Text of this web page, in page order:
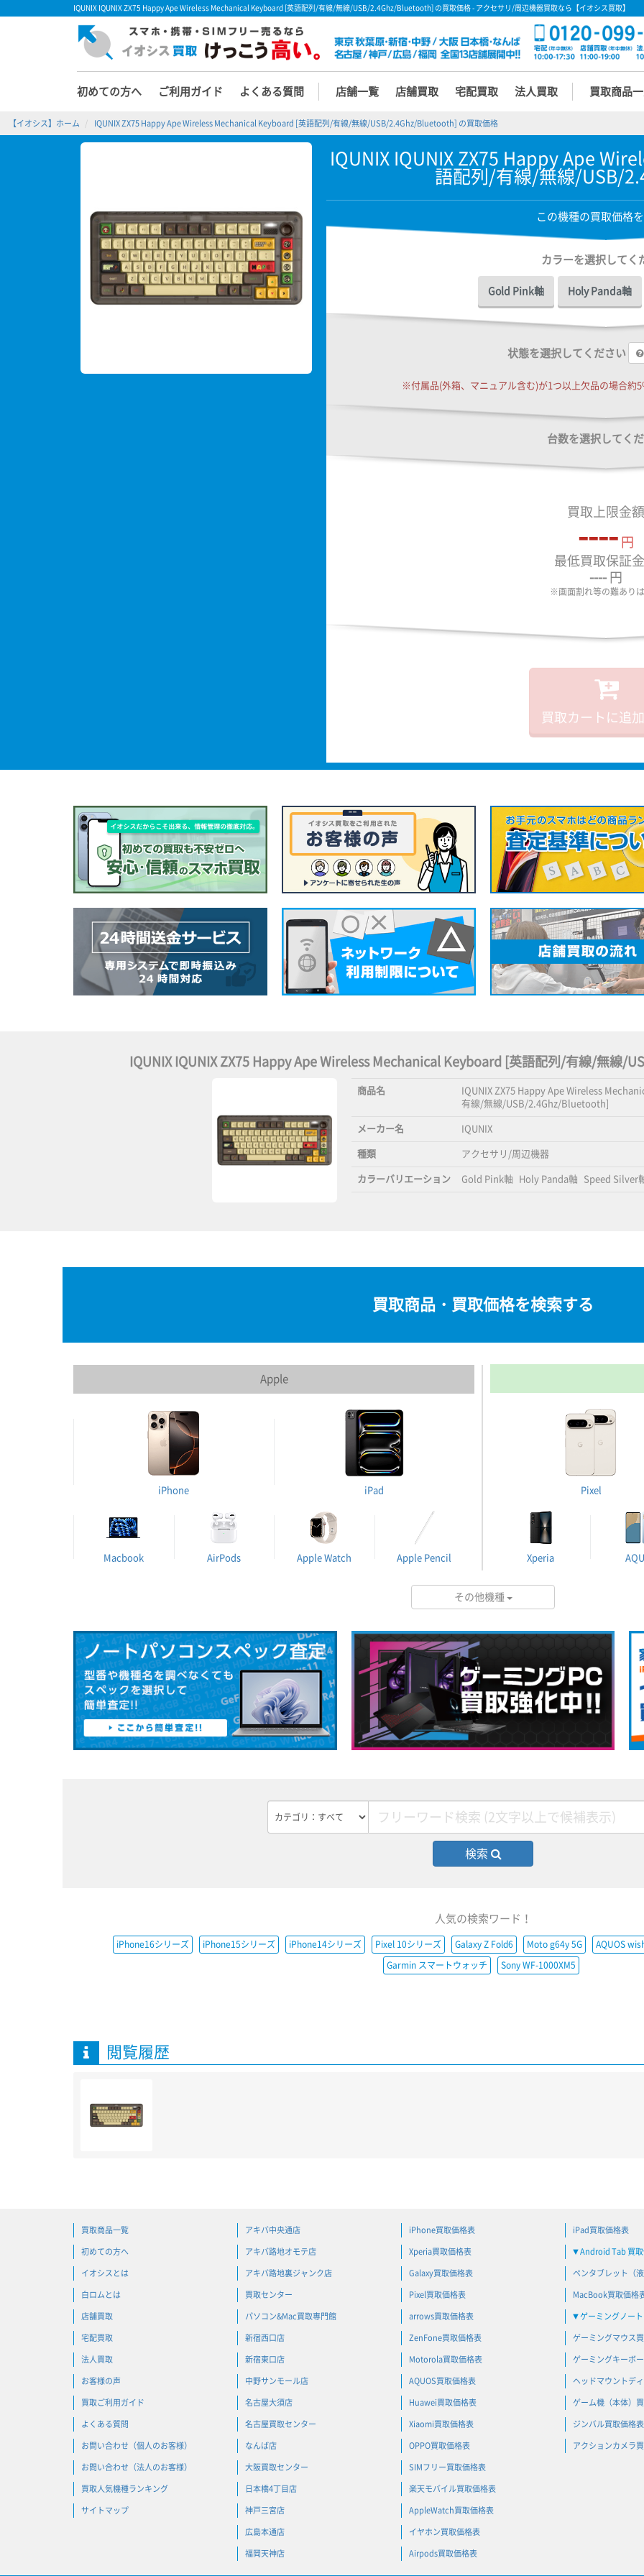
IQUNIX IQUNIX ZX75 Happy Ape Wireless Mechanical Keyboard [英語配列/有線/無線/USB/2.4Ghz/Bluetooth] の買取価格 - アクセサリ/周辺機器買取なら【イオシス買取】
初めての方へ ご利用ガイド よくある質問 店舗一覧 店舗買取 宅配買取 法人買取 買取商品
【イオシス】ホーム IQUNIX ZX75 Happy Ape Wireless Mechanical Keyboard [英語配列/有線/無線/USB/2.4Ghz/Bluetooth] の買取価格
IQUNIX IQUNIX ZX75 Happy Ape
語配列/有線/無線/USB/
この機種の買取価格
カラーを選択してく
Gold Pink軸 Holy Panda軸
状態を選択してください
※付属品(外箱、マニュアル含む)が1つ以上欠品の場合約
台数を選択してく
買取上限金額
---- 円
最低買取保証
---- 円
※画面割れ等の難あり
買取カートに追
IQUNIX IQUNIX ZX75 Happy Ape Wireless Mechanical Keyboard [英語配列/有線/無線/
商品名
IQUNIX ZX75 Happy Ape Wireless
有線/無線/USB/2.4Ghz/Bluetooth]
メーカー名 IQUNIX
種類 アクセサリ/周辺機器
カラーバリエーション Gold Pink軸 Holy Panda軸 Speed Silver
買取商品・買取価格を検索する
Apple
iPhone iPad
Macbook AirPods Apple Watch Apple Pencil
Pixel
Xperia
その他機種
検索
人気の検索ワード！
iPhone16シリーズ iPhone15シリーズ iPhone14シリーズ Pixel 10シリーズ Galaxy Z Fold6 Moto g64y 5G AQUOS
Garmin スマートウォッチ Sony WF-1000XM5
閲覧履歴
買取商品一覧
初めての方へ
イオシスとは
白ロムとは
店舗買取
宅配買取
法人買取
お客様の声
買取ご利用ガイド
よくある質問
お問い合わせ（個人のお客様）
お問い合わせ（法人のお客様）
買取人気機種ランキング
サイトマップ
アキバ中央通店
アキバ路地オモテ店
アキバ路地裏ジャンク店
買取センター
パソコン&Mac買取専門館
新宿西口店
新宿東口店
中野サンモール店
名古屋大須店
名古屋買取センター
なんば店
大阪買取センター
日本橋4丁目店
神戸三宮店
広島本通店
福岡天神店
iPhone買取価格表
Xperia買取価格表
Galaxy買取価格表
Pixel買取価格表
arrows買取価格表
ZenFone買取価格表
Motorola買取価格表
AQUOS買取価格表
Huawei買取価格表
Xiaomi買取価格表
OPPO買取価格表
SIMフリー買取価格表
楽天モバイル買取価格表
AppleWatch買取価格表
イヤホン買取価格表
Airpods買取価格表
iPad買取価格表
▼ Android Tab 買取
ペンタブレット（
MacBook買取価格
▼ ゲーミングノー
ゲーミングマウス
ゲーミングキーボ
ヘッドマウントデ
ゲーム機（本体）
ジンバル買取価格表
アクションカメラ